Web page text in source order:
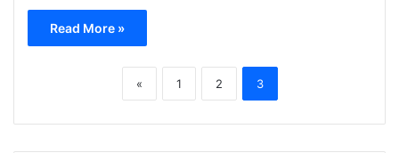
Read More »
« 1 2 3